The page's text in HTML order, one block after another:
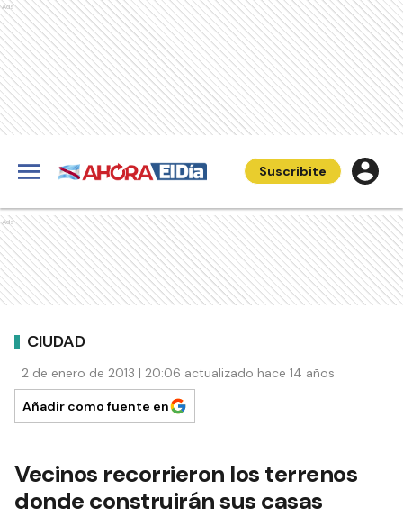
Ads
Suscribite
Ads
CIUDAD
2 de enero de 2013 | 20:06 actualizado hace 14 años
Añadir como fuente en
Vecinos recorrieron los terrenos
donde construirán sus casas